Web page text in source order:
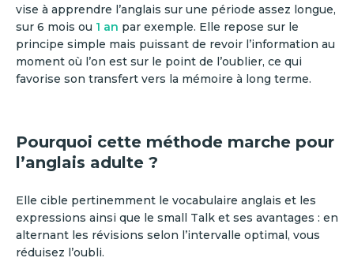
vise à apprendre l’anglais sur une période assez longue,
sur 6 mois ou 1 an par exemple. Elle repose sur le
principe simple mais puissant de revoir l’information au
moment où l’on est sur le point de l’oublier, ce qui
favorise son transfert vers la mémoire à long terme.
Pourquoi cette méthode marche pour
l’anglais adulte ?
Elle cible pertinemment le vocabulaire anglais et les
expressions ainsi que le small Talk et ses avantages : en
alternant les révisions selon l’intervalle optimal, vous
réduisez l’oubli.